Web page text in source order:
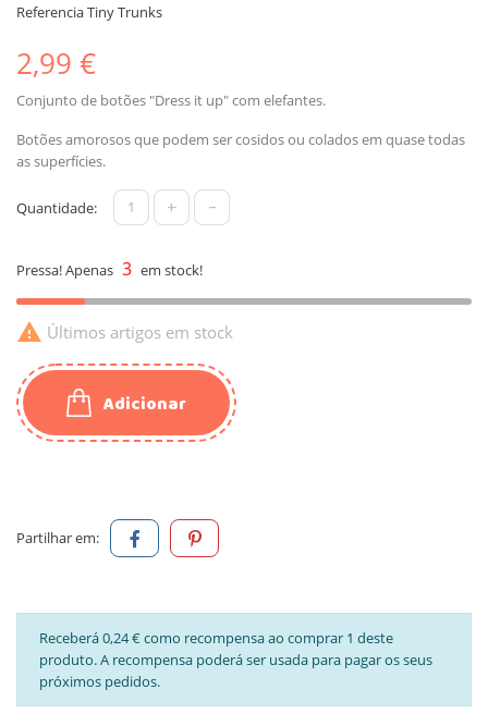
ReferenciaTiny Trunks
2,99 €
Conjunto de botões "Dress it up" com elefantes.
Botões amorosos que podem ser cosidos ou colados em quase todas
as superfícies.
Quantidade: + -
Pressa! Apenas 3 em stock!
 Últimos artigos em stock
Adicionar
Partilhar em:
Receberá 0,24 € como recompensa ao comprar 1 deste
produto. A recompensa poderá ser usada para pagar os seus
próximos pedidos.